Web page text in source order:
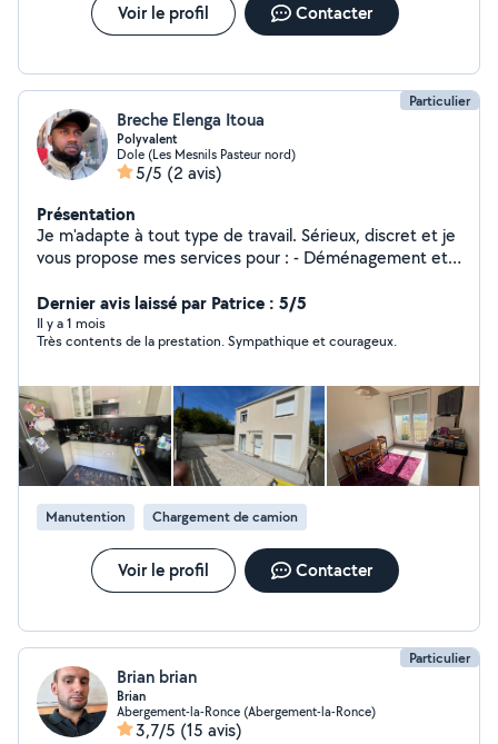
Voir le profil Contacter
Particulier
Breche Elenga Itoua
Polyvalent
Dole (Les Mesnils Pasteur nord)
5/5 (2 avis)
Présentation
Je m'adapte à tout type de travail. Sérieux, discret et je
vous propose mes services pour : - Déménagement et
bain, poussière etc) - Repassage et rangement -
Nettoyage en profondeur si nécessaire J'ai de
l'expérience auprès de particuliers et je m'adapte
à me contacter pour discuter de vos besoins ou
organiser une première rencontre. Merci cordialement.
Breche
Dernier avis laissé par Patrice : 5/5
Il y a 1 mois
Très contents de la prestation. Sympathique et courageux.
Manutention Chargement de camion
Voir le profil Contacter
Particulier
Brian brian
Brian
Abergement-la-Ronce (Abergement-la-Ronce)
3,7/5 (15 avis)